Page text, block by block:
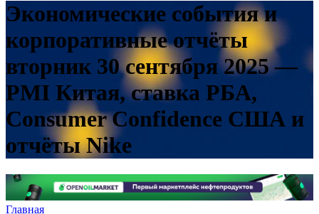
Экономические события и
корпоративные отчёты
вторник 30 сентября 2025 —
PMI Китая, ставка РБА,
Consumer Confidence США и
отчёты Nike
Главная